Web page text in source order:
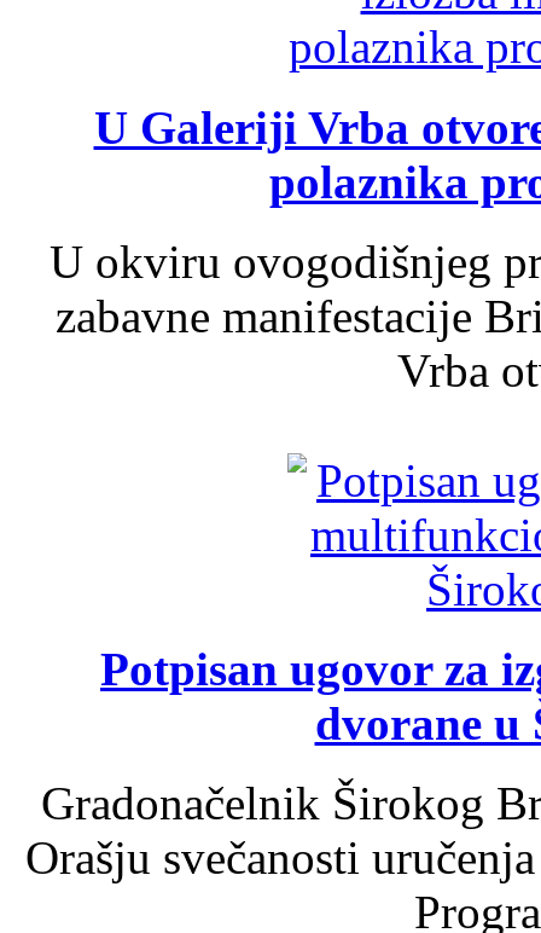
U Galeriji Vrba
polaznika
U okviru ovogodišnjeg
zabavne manifestacije
Vrba
Potpisan ugovor za
dvorane u
Gradonačelnik Širokog
Orašju svečanosti